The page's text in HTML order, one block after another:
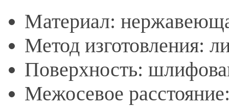
Материал:
Метод изготовления:
Поверхность:
Межосевое